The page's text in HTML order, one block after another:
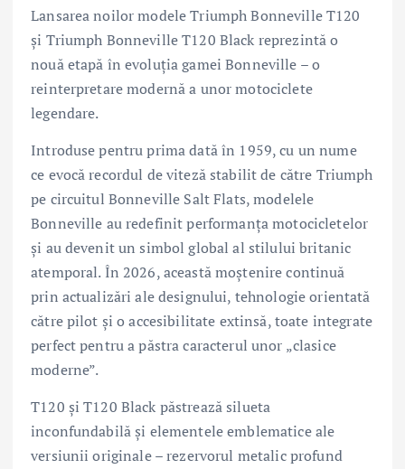
Lansarea noilor modele Triumph Bonneville T120
și Triumph Bonneville T120 Black reprezintă o
nouă etapă în evoluția gamei Bonneville – o
reinterpretare modernă a unor motociclete
legendare.
Introduse pentru prima dată în 1959, cu un nume
ce evocă recordul de viteză stabilit de către Triumph
pe circuitul Bonneville Salt Flats, modelele
Bonneville au redefinit performanța motocicletelor
și au devenit un simbol global al stilului britanic
atemporal. În 2026, această moștenire continuă
prin actualizări ale designului, tehnologie orientată
către pilot și o accesibilitate extinsă, toate integrate
perfect pentru a păstra caracterul unor „clasice
moderne”.
T120 și T120 Black păstrează silueta
inconfundabilă și elementele emblematice ale
versiunii originale – rezervorul metalic profund